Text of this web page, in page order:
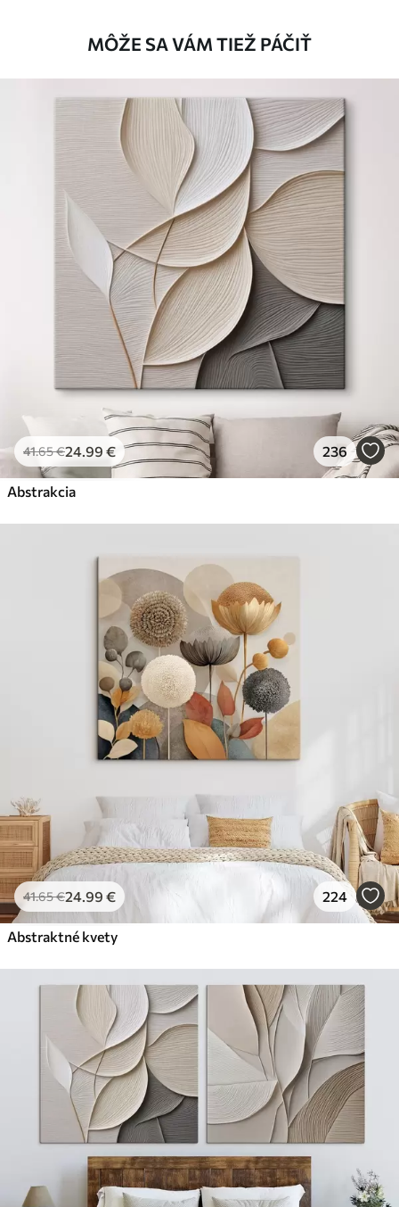
Štandard
Odolné voči vyblednutiu
Bezpečný atrament bez zápachu
Povrch podobný plátnu
Ekologický materiál
Premium
.00
Žiarivé a sýte farby
Odolné voči vyblednutiu
Bezpečný atrament bez zápachu
Povrch podobný plátnu
Ekologický materiál
Eko-Premium
Od 36.00€
✓Žiarivé a sýte farby
✓Odolné voči vyblednutiu
Ekologický materiál
MÔŽE SA VÁM TIEŽ PÁČIŤ
41.65€24.99 € 236
Abstrakcia
41.65€24.99 € 224
Abstraktné kvety